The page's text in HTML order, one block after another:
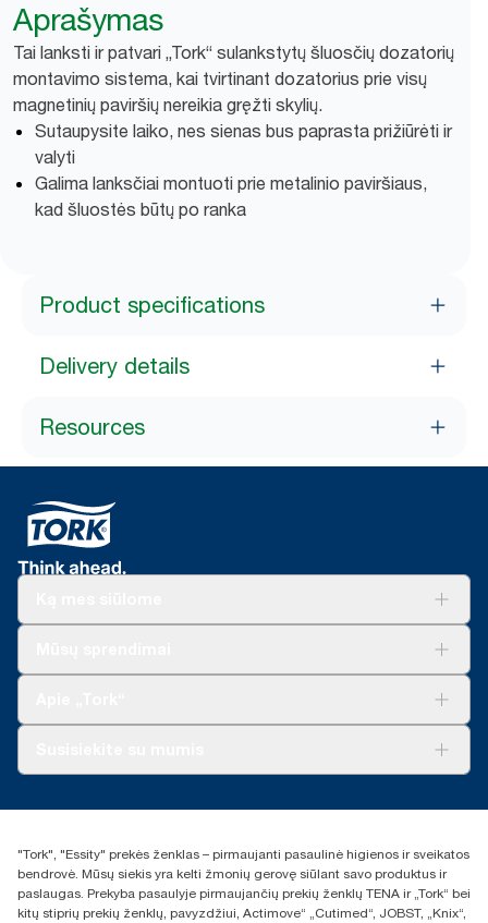
Aprašymas
Tai lanksti ir patvari „Tork“ sulankstytų šluosčių dozatorių
montavimo sistema, kai tvirtinant dozatorius prie visų
magnetinių paviršių nereikia gręžti skylių.
Sutaupysite laiko, nes sienas bus paprasta prižiūrėti ir
valyti
Galima lanksčiai montuoti prie metalinio paviršiaus,
kad šluostės būtų po ranka
Product specifications
Delivery details
Resources
+370 5 268 3455
UAB Essity Lithuania
Naugarduko g. 98
LT-03160 Vilnius, Lietuva
"Tork", "Essity" prekės ženklas – pirmaujanti pasaulinė higienos ir sveikatos
bendrovė. Mūsų siekis yra kelti žmonių gerovę siūlant savo produktus ir
paslaugas. Prekyba pasaulyje pirmaujančių prekių ženklų TENA ir „Tork“ bei
kitų stiprių prekių ženklų, pavyzdžiui, Actimove“ „Cutimed“, JOBST, „Knix“,